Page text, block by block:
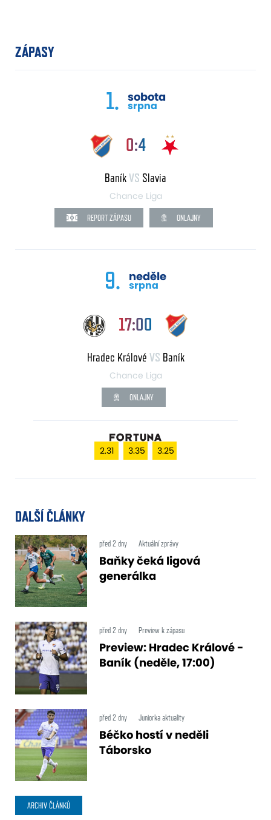
ZÁPASY
1. sobota
srpna
0:4
BaníkVS Slavia
Chance Liga
REPORT ZÁPASU ONLAJNY
9. neděle
srpna
17:00
Hradec Králové VS Baník
Chance Liga
ONLAJNY
2.31 3.35 3.25
DALŠÍ ČLÁNKY
před 2 dny Aktuální zprávy
Baňky čeká ligová
generálka
před 2 dny Preview k zápasu
Preview: Hradec Králové -
Baník (neděle, 17:00)
před 2 dny Juniorka aktuality
Béčko hostí v neděli
Táborsko
ARCHIV ČLÁNKŮ